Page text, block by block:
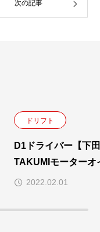
次の記事
ドリフト
D1ドライバー【下
TAKUMIモーターオ
2022.02.01